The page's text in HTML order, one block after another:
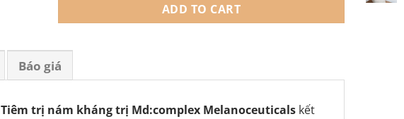
ADD TO CART
Báo giá
Tiêm trị nám kháng trị Md:complex Melanoceuticals kết